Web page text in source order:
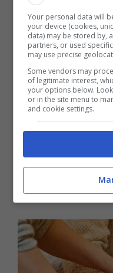
prendere carico di
dell’igiene
ospiti, oltre che
Deve inoltre
sanitaria e sociale
condizioni degli
di un lavoro
che
RSA.
Your personal data will
your device (cookies,
data) may be stored by,
partners, or used
may use precise
Some vendors may
of legitimate interest,
your options below.
or in the site menu to
and cookie settings.